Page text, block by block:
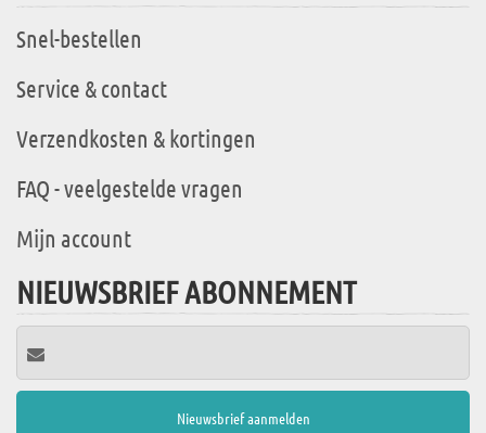
Snel-bestellen
Service & contact
Verzendkosten & kortingen
FAQ - veelgestelde vragen
Mijn account
NIEUWSBRIEF ABONNEMENT